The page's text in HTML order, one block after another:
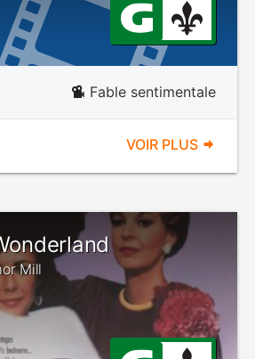
Fable sentimentale
VOIR PLUS
Mill